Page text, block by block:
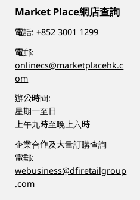
Market Place網店查詢
電話:+852 3001 1299
電郵:
onlinecs@marketplacehk.c
om
辦公時間:
星期一至日
上午九時至晚上六時
企業合作及大量訂購查詢
電郵:
webusiness@dfiretailgroup
.com